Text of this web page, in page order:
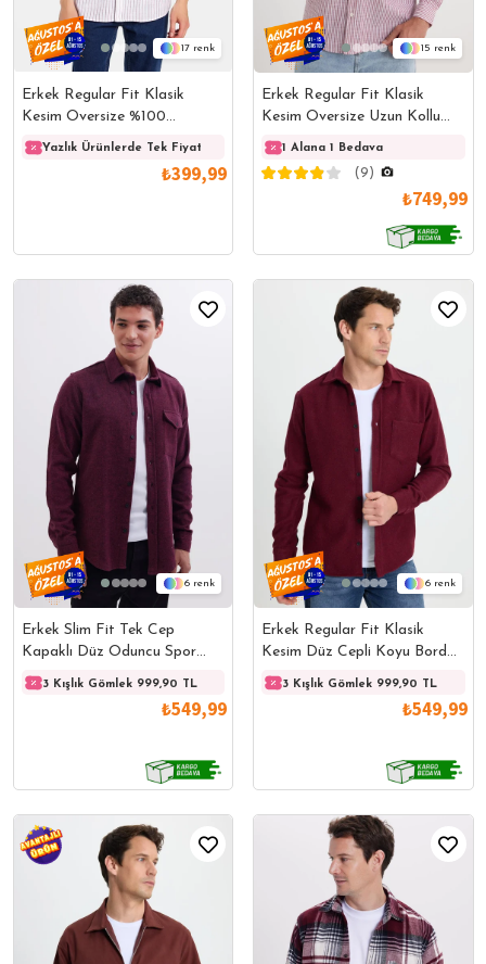
17
Erkek Regular Fit Klasik
Kesim Oversize %100
Pamuk Kısa Kollu Keten Doku
Tek Cep Çizgili Gömlek
Yazlık Ürünlerde Tek Fiyat Yazlık Ürünlerde Tek Fiyat
₺399,99
15
Erkek Regular Fit Klasik
Kesim Oversize Uzun Kollu
%100 Pamuk Keten Doku Tek
Cepli Bordo Çizgili Gömlek
1 Alana 1 Bedava
(9)
₺749,99
6
Erkek Slim Fit Tek Cep
Kapaklı Düz Oduncu Spor
Bordo Gömlek
3 Kışlık Gömlek 999,90 TL 3 Kışlık Gömlek 999,90 TL
₺549,99
6
Erkek Regular Fit Klasik
Kesim Düz Cepli Koyu Bordo
Oduncu Gömlek
3 Kışlık Gömlek 999,90 TL
₺549,99